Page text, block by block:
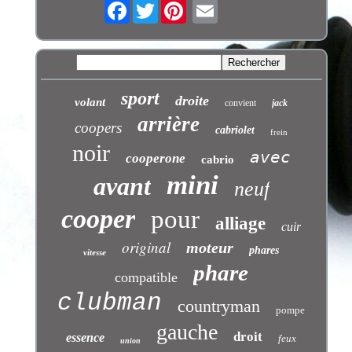
FacebookTwitter
volant sport droite convient jack
coopers arrière cabriolet frein
noir cooperone cabrio avec
avant mini neuf
cooper pour alliage cuir
vitesse original moteur phares
compatible phare
clubman countryman pompe
essence union gauche droit feux